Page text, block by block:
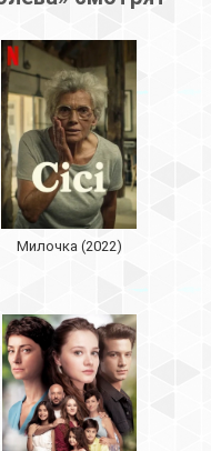
Милочка (2022)